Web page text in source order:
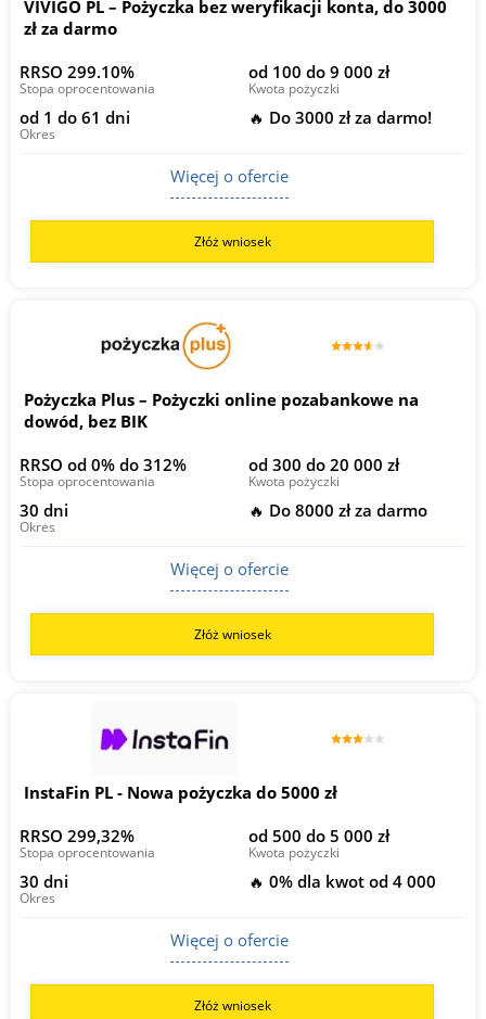
VIVIGO PL – Pożyczka bez weryfikacji konta, do 3000
zł za darmo
RRSO 299.10%
Stopa oprocentowania
od 100 do 9 000 zł
Kwota pożyczki
od 1 do 61 dni
Okres
🔥 Do 3000 zł za darmo!
Więcej o ofercie
Złóż wniosek
Pożyczka Plus – Pożyczki online pozabankowe na
dowód, bez BIK
RRSO od 0% do 312%
Stopa oprocentowania
od 300 do 20 000 zł
Kwota pożyczki
30 dni
Okres
🔥 Do 8000 zł za darmo
Więcej o ofercie
Złóż wniosek
InstaFin PL - Nowa pożyczka do 5000 zł
RRSO 299,32%
Stopa oprocentowania
od 500 do 5 000 zł
Kwota pożyczki
30 dni
Okres
🔥 0% dla kwot od 4 000
Więcej o ofercie
Złóż wniosek